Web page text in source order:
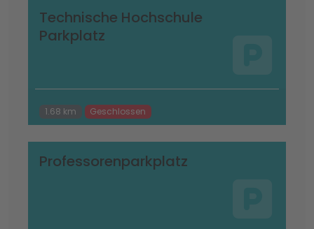
Technische Hochschule
Parkplatz
1.68 km Geschlossen
Professorenparkplatz